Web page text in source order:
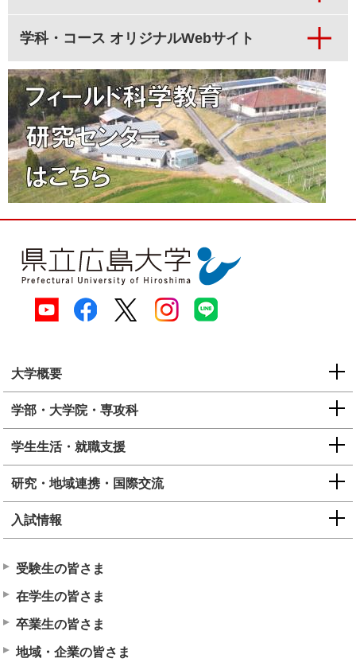
学科・コース オリジナルWebサイト
大学概要
学部・大学院・専攻科
学生生活・就職支援
研究・地域連携・国際交流
入試情報
受験生の皆さま
在学生の皆さま
卒業生の皆さま
地域・企業の皆さま